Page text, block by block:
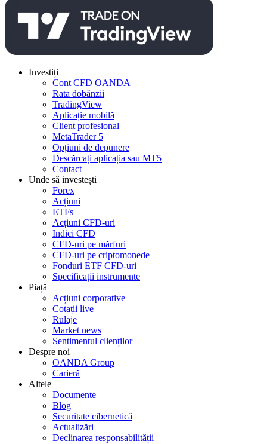
Investiți
Cont CFD OANDA
Rata dobânzii
TradingView
Aplicație mobilă
Client profesional
MetaTrader 5
Opțiuni de depunere
Descărcați aplicația sau MT5
Contact
Unde să investești
Forex
Acțiuni
ETFs
Acțiuni CFD-uri
Indici CFD
CFD-uri pe mărfuri
CFD-uri pe criptomonede
Fonduri ETF CFD-uri
Specificații instrumente
Piață
Acțiuni corporative
Cotații live
Rulaje
Market news
Sentimentul clienților
Despre noi
OANDA Group
Carieră
Altele
Documente
Blog
Securitate cibernetică
Actualizări
Declinarea responsabilității